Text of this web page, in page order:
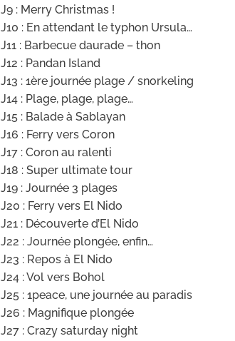
J9 : Merry Christmas !
J10 : En attendant le typhon Ursula…
J11 : Barbecue daurade – thon
J12 : Pandan Island
J13 : 1ère journée plage / snorkeling
J14 : Plage, plage, plage…
J15 : Balade à Sablayan
J16 : Ferry vers Coron
J17 : Coron au ralenti
J18 : Super ultimate tour
J19 : Journée 3 plages
J20 : Ferry vers El Nido
J21 : Découverte d’El Nido
J22 : Journée plongée, enfin…
J23 : Repos à El Nido
J24 : Vol vers Bohol
J25 : 1peace, une journée au paradis
J26 : Magnifique plongée
J27 : Crazy saturday night